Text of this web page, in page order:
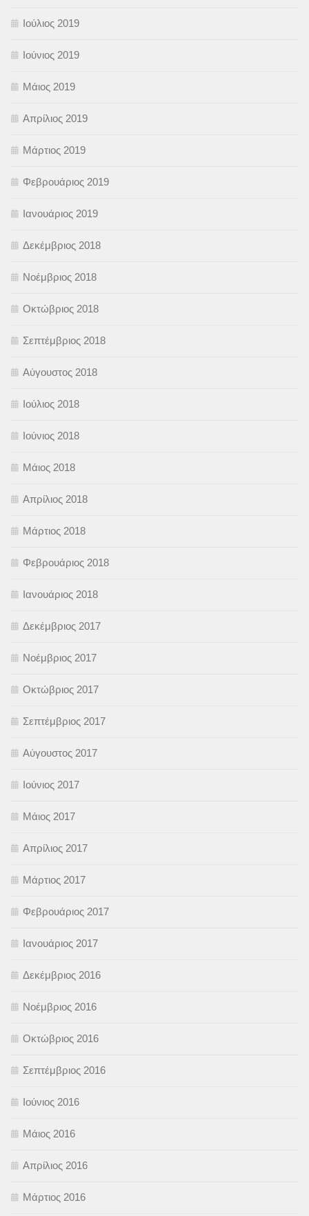
Ιούλιος 2019
Ιούνιος 2019
Μάιος 2019
Απρίλιος 2019
Μάρτιος 2019
Φεβρουάριος 2019
Ιανουάριος 2019
Δεκέμβριος 2018
Νοέμβριος 2018
Οκτώβριος 2018
Σεπτέμβριος 2018
Αύγουστος 2018
Ιούλιος 2018
Ιούνιος 2018
Μάιος 2018
Απρίλιος 2018
Μάρτιος 2018
Φεβρουάριος 2018
Ιανουάριος 2018
Δεκέμβριος 2017
Νοέμβριος 2017
Οκτώβριος 2017
Σεπτέμβριος 2017
Αύγουστος 2017
Ιούνιος 2017
Μάιος 2017
Απρίλιος 2017
Μάρτιος 2017
Φεβρουάριος 2017
Ιανουάριος 2017
Δεκέμβριος 2016
Νοέμβριος 2016
Οκτώβριος 2016
Σεπτέμβριος 2016
Ιούνιος 2016
Μάιος 2016
Απρίλιος 2016
Μάρτιος 2016